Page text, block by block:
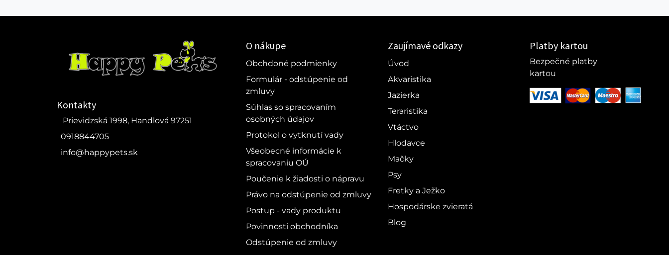
Kontakty
Prievidzská 1998, Handlová 97251
0918844705
info@happypets.sk
O nákupe
Obchdoné podmienky
Formulár - odstúpenie od
zmluvy
Súhlas so spracovaním
osobných údajov
Protokol o vytknutí vady
Všeobecné informácie k
spracovaniu OÚ
Poučenie k žiadosti o nápravu
Právo na odstúpenie od zmluvy
Postup - vady produktu
Povinnosti obchodníka
Odstúpenie od zmluvy
Zaujímavé odkazy
Úvod
Akvaristika
Jazierka
Teraristika
Vtáctvo
Hlodavce
Mačky
Psy
Fretky a Ježko
Hospodárske zvieratá
Blog
Platby kartou
Bezpečné platby
kartou